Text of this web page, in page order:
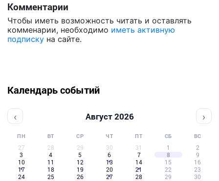
Комментарии
Чтобы иметь возможность читать и оставлять
комменарии, необходимо иметь активную
подписку на сайте.
Календарь событий
‹ Август 2026 ›
ПН ВТ СР ЧТ ПТ СБ ВС
27 28 29 30 31 1
2
3
4 5 6 7 8
9
10
11 12 13 14 15
16
17
18 19 20 21 22
23
24
25 26 27 28 29
30